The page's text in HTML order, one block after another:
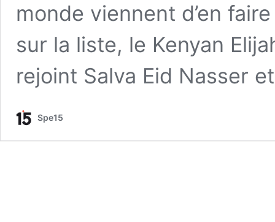
monde viennent d’en
sur la liste, le Kenyan
rejoint Salva Eid Nasser
Spe15